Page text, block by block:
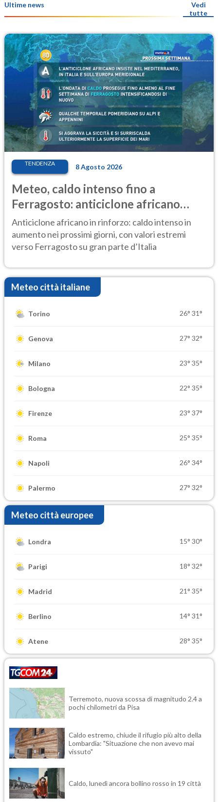
Ultime news
Vedi
tutte
TENDENZA 8 Agosto 2026
Meteo, caldo intenso fino a
Ferragosto: anticiclone africano
ancora protagonista
Anticiclone africano in rinforzo: caldo intenso in
aumento nei prossimi giorni, con valori estremi
verso Ferragosto su gran parte d’Italia
Meteo città italiane
Torino 26° 31°
Genova 27° 32°
Milano 23° 35°
Bologna 22° 35°
Firenze 23° 37°
Roma 25° 35°
Napoli 26° 34°
Palermo 27° 32°
Meteo città europee
Londra 15° 30°
Parigi 18° 32°
Madrid 21° 35°
Berlino 14° 31°
Atene 28° 35°
Terremoto, nuova scossa di magnitudo 2.4 a
pochi chilometri da Pisa
Caldo estremo, chiude il rifugio più alto della
Lombardia: "Situazione che non avevo mai
vissuto"
Caldo, lunedì ancora bollino rosso in 19 città